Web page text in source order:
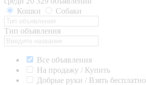
Кошки
Собаки
Тип объявления
Все объявления
На продажу / Купить
Добрые руки / Взять бесплатно